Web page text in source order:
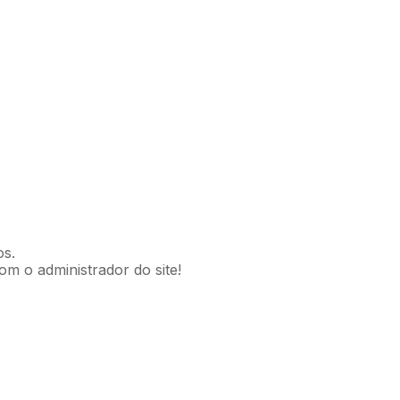
o administrador do site!